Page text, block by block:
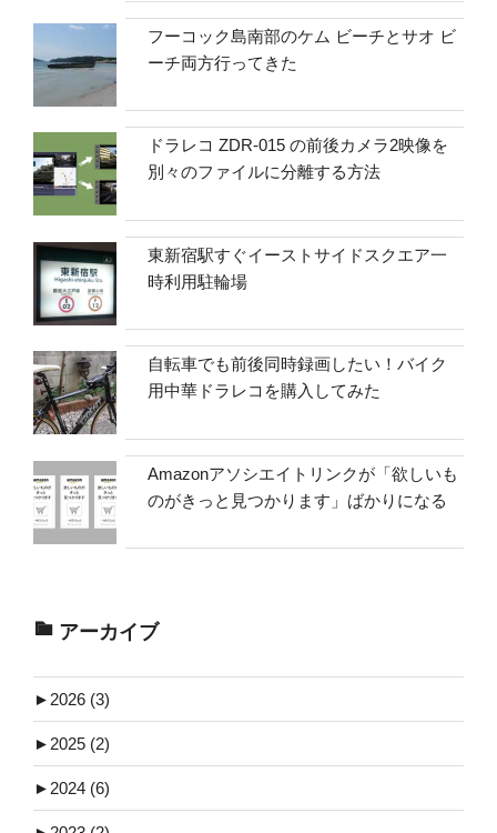
フーコック島南部のケム ビーチとサオ ビ
ーチ両方行ってきた
ドラレコ ZDR-015 の前後カメラ2映像を
別々のファイルに分離する方法
東新宿駅すぐイーストサイドスクエア一
時利用駐輪場
自転車でも前後同時録画したい！バイク
用中華ドラレコを購入してみた
Amazonアソシエイトリンクが「欲しいも
のがきっと見つかります」ばかりになる
アーカイブ
► 2026 (3)
► 2025 (2)
► 2024 (6)